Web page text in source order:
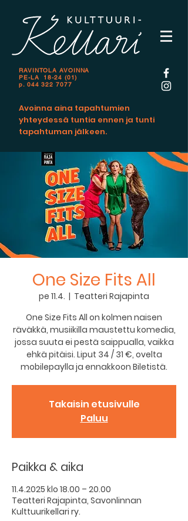
RAVINTOLA AVOINNA
PE-LA 18-24 (01)
p. 044 322 7077
Avoinna aina tapahtumien
yhteydessä tuntia ennen ja tunti
tapahtuman jälkeen.
One Size Fits All
pe 11.4.
  |
Teatteri Rajapinta
One Size Fits All on kolmen naisen
räväkkä, musiikilla maustettu komedia,
jossa suuta ei pestä saippualla, vaikka
ehkä pitäisi. Liput 34 / 31 €, ovelta
mobilepaylla ja ennakkoon Biletistä.
Takaisin etusivulle
Paluu
Paikka & aika
11.4.2025 klo 18.00 – 20.00
Teatteri Rajapinta, Savonlinnan
Kulttuurikellari ry.